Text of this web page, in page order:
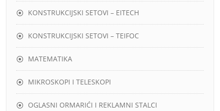
KONSTRUKCIJSKI SETOVI – EITECH
KONSTRUKCIJSKI SETOVI – TEIFOC
MATEMATIKA
MIKROSKOPI I TELESKOPI
OGLASNI ORMARIĆI I REKLAMNI STALCI